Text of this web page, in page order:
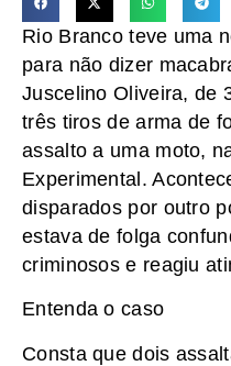
Rio Branco teve uma
para não dizer
Juscelino Oliveira, de
três tiros de arma de
assalto a uma moto,
Experimental.
disparados por outro
estava de folga
criminosos e reagiu
Entenda o caso
Consta que dois